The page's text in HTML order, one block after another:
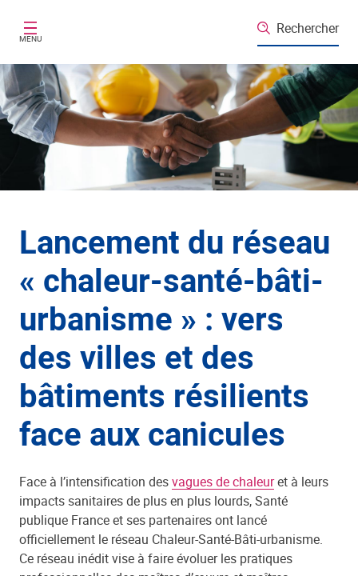
MENU
Rechercher
Lancement du réseau
« chaleur-santé-bâti-
urbanisme » : vers
des villes et des
bâtiments résilients
face aux canicules
Face à l’intensification desvagues de chaleuret à leurs
impacts sanitaires de plus en plus lourds, Santé
publique France et ses partenaires ont lancé
officiellement le réseau Chaleur-Santé-Bâti-urbanisme.
Ce réseau inédit vise à faire évoluer les pratiques